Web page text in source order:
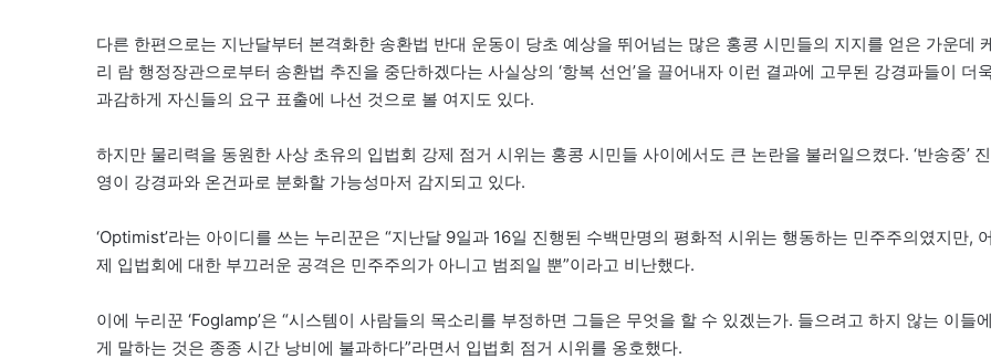
다른 한편으로는 지난달부터 본격화한 송환법 반대 운동이 당초 예상을 뛰어넘는 많은 홍콩 시민들의 지지를 얻은 가운데
리 람 행정장관으로부터 송환법 추진을 중단하겠다는 사실상의 ‘항복 선언’을 끌어내자 이런 결과에 고무된 강경파들이 더
과감하게 자신들의 요구 표출에 나선 것으로 볼 여지도 있다.
하지만 물리력을 동원한 사상 초유의 입법회 강제 점거 시위는 홍콩 시민들 사이에서도 큰 논란을 불러일으켰다. ‘반송중’ 진
영이 강경파와 온건파로 분화할 가능성마저 감지되고 있다.
‘Optimist’라는 아이디를 쓰는 누리꾼은 “지난달 9일과 16일 진행된 수백만명의 평화적 시위는 행동하는 민주주의였지만, 어
제 입법회에 대한 부끄러운 공격은 민주주의가 아니고 범죄일 뿐”이라고 비난했다.
이에 누리꾼 ‘Foglamp’은 “시스템이 사람들의 목소리를 부정하면 그들은 무엇을 할 수 있겠는가. 들으려고 하지 않는 이들에
게 말하는 것은 종종 시간 낭비에 불과하다”라면서 입법회 점거 시위를 옹호했다.